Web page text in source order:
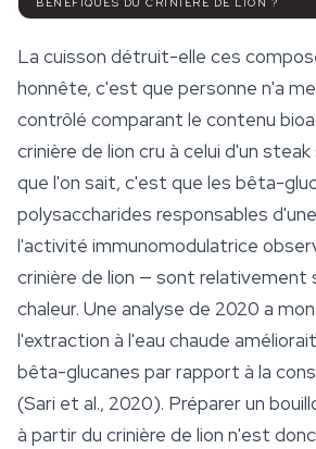
BÉNÉFIQUES DU CRINIÈRE DE LION ?
La cuisson détruit-elle ces
honnête, c'est que personne n'a
contrôlé comparant le contenu
crinière de lion cru à celui d'un steak
que l'on sait, c'est que les bêta-
polysaccharides responsables
l'activité immunomodulatrice
crinière de lion — sont relativement
chaleur. Une analyse de 2020 a
l'extraction à l'eau chaude
bêta-glucanes par rapport à la
(Sari et al., 2020). Préparer un
à partir du crinière de lion n'est